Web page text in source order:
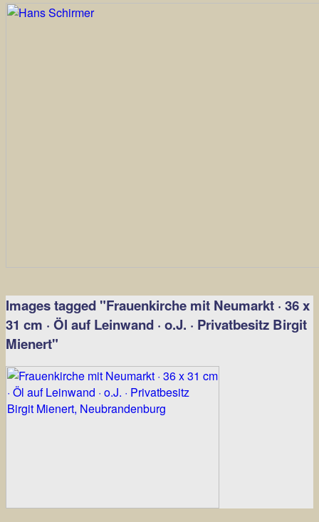
Images tagged "Frauenkirche mit Neumarkt · 36 x
31 cm · Öl auf Leinwand · o.J. · Privatbesitz Birgit
Mienert"